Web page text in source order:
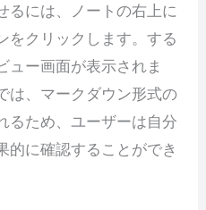
るには、ノートの右上に
をクリックします。する
ュー画面が表示されま
は、マークダウン形式の
るため、ユーザーは自分
的に確認することができ